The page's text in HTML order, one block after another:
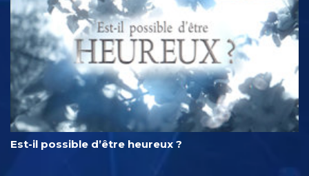
Est-il possible d’être heureux ?